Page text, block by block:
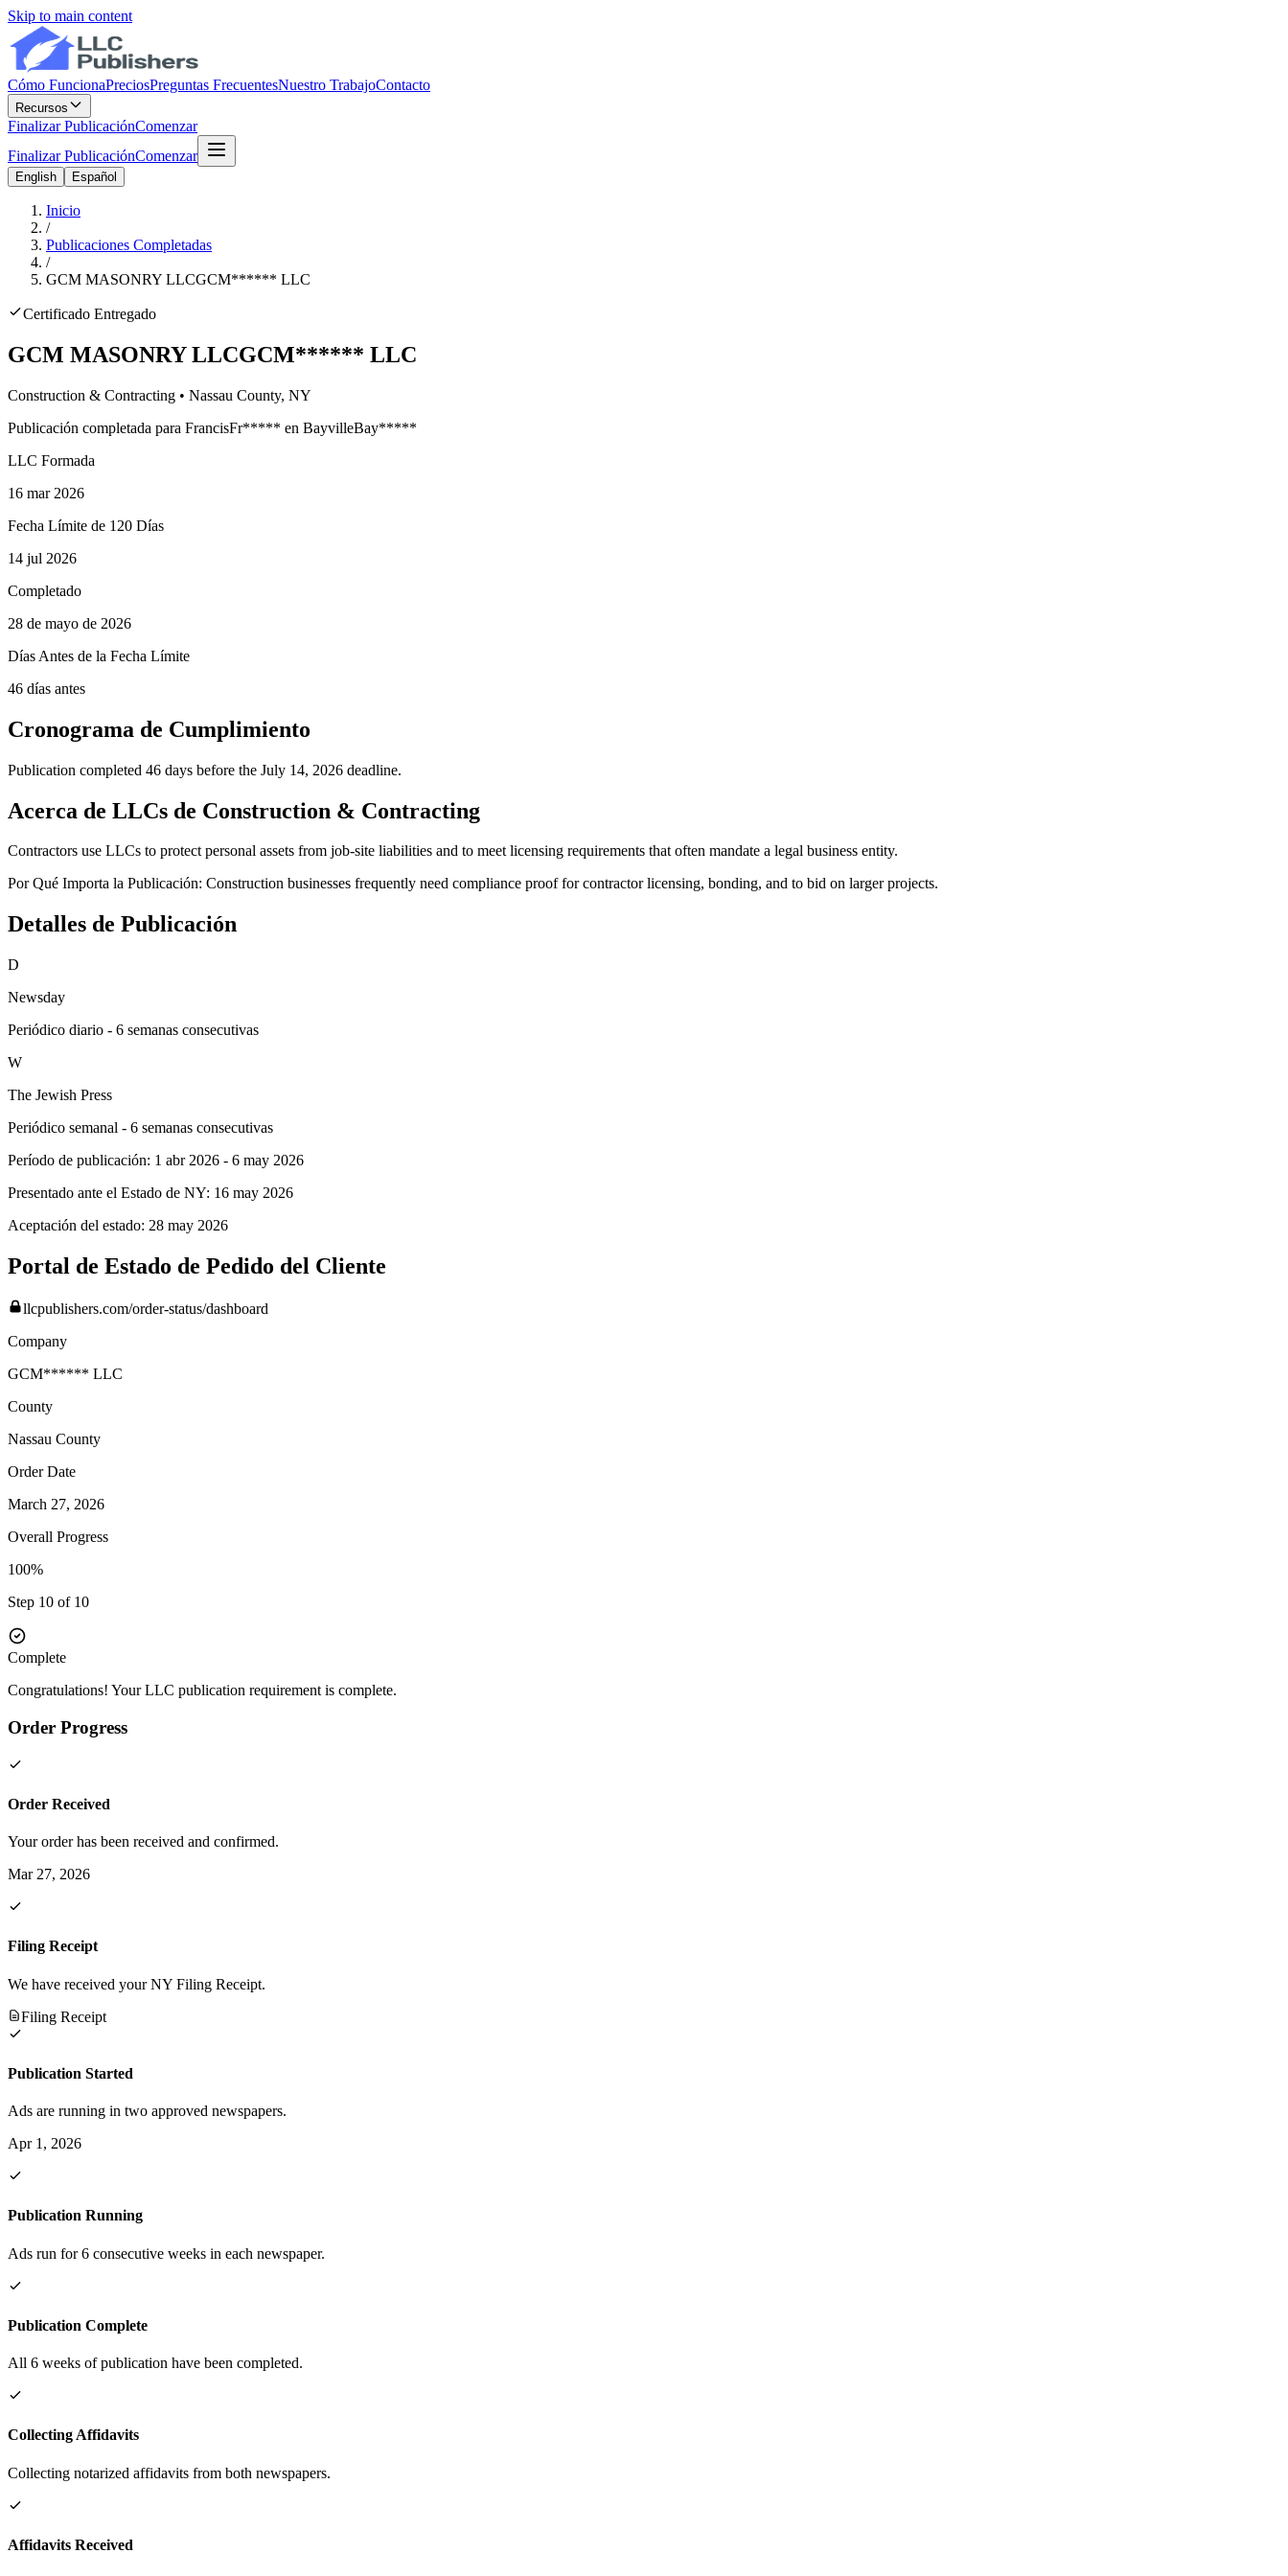
Skip to main content
Cómo FuncionaPreciosPreguntas FrecuentesNuestro TrabajoContacto
Recursos
Finalizar PublicaciónComenzar
Finalizar PublicaciónComenzar
English Español
Inicio
/
Publicaciones Completadas
/
GCM MASONRY LLCGCM****** LLC
Certificado Entregado
GCM MASONRY LLCGCM****** LLC
Construction & Contracting • Nassau County, NY
Publicación completada para FrancisFr***** en BayvilleBay*****
LLC Formada
16 mar 2026
Fecha Límite de 120 Días
14 jul 2026
Completado
28 de mayo de 2026
Días Antes de la Fecha Límite
46 días antes
Cronograma de Cumplimiento
Publication completed 46 days before the July 14, 2026 deadline.
Acerca de LLCs de Construction & Contracting
Contractors use LLCs to protect personal assets from job-site liabilities and to meet licensing requirements that often mandate a legal business entity.
Por Qué Importa la Publicación: Construction businesses frequently need compliance proof for contractor licensing, bonding, and to bid on larger projects.
Detalles de Publicación
D
Newsday
Periódico diario - 6 semanas consecutivas
W
The Jewish Press
Periódico semanal - 6 semanas consecutivas
Período de publicación: 1 abr 2026 - 6 may 2026
Presentado ante el Estado de NY: 16 may 2026
Aceptación del estado: 28 may 2026
Portal de Estado de Pedido del Cliente
llcpublishers.com/order-status/dashboard
Company
GCM****** LLC
County
Nassau County
Order Date
March 27, 2026
Overall Progress
100%
Step 10 of 10
Complete
Congratulations! Your LLC publication requirement is complete.
Order Progress
Order Received
Your order has been received and confirmed.
Mar 27, 2026
Filing Receipt
We have received your NY Filing Receipt.
Filing Receipt
Publication Started
Ads are running in two approved newspapers.
Apr 1, 2026
Publication Running
Ads run for 6 consecutive weeks in each newspaper.
Publication Complete
All 6 weeks of publication have been completed.
Collecting Affidavits
Collecting notarized affidavits from both newspapers.
Affidavits Received